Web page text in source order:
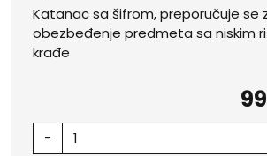
Katanac sa šifrom, preporučuje se
obezbeđenje predmeta sa niskim
krađe
-